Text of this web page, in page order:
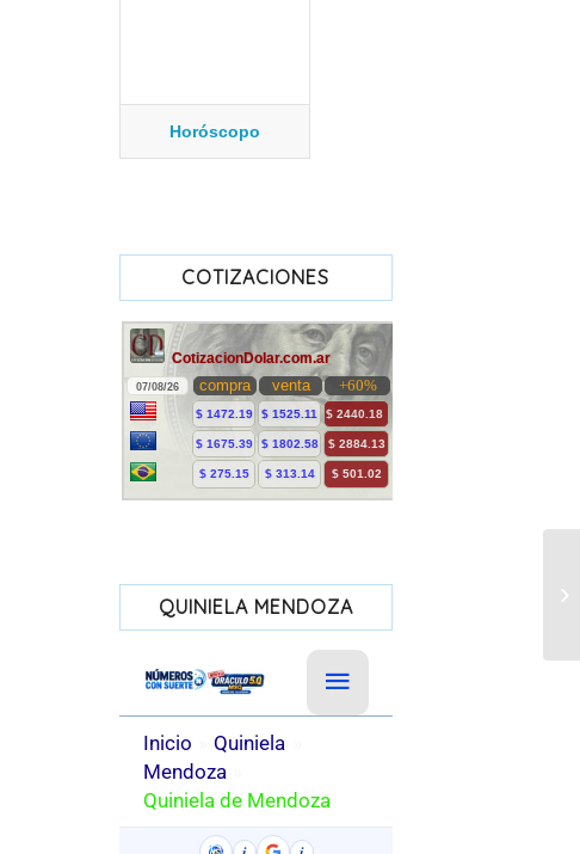
Horóscopo
COTIZACIONES
QUINIELA MENDOZA